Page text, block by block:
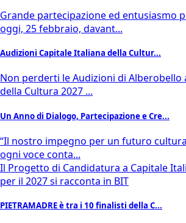
Grande partecipazione ed entusiasmo
oggi, 25 febbraio, davant...
Audizioni Capitale Italiana della Cultur...
Non perderti le Audizioni di Alberobello
della Cultura 2027 ...
Un Anno di Dialogo, Partecipazione e Cre...
“Il nostro impegno per un futuro
ogni voce conta...
Il Progetto di Candidatura a Capitale
per il 2027 si racconta in BIT
PIETRAMADRE è tra i 10 finalisti della C...